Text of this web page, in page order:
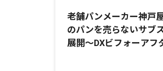
老舗パンメーカー神戸
のパンを売らないサブ
展開〜DXビフォーアフ